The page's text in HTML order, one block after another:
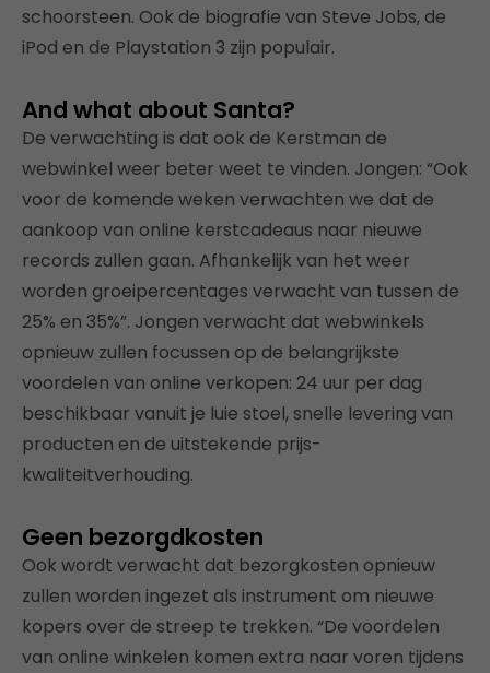
schoorsteen. Ook de biografie van Steve Jobs, de
iPod en de Playstation 3 zijn populair.
And what about Santa?
De verwachting is dat ook de Kerstman de
webwinkel weer beter weet te vinden. Jongen: “Ook
voor de komende weken verwachten we dat de
aankoop van online kerstcadeaus naar nieuwe
records zullen gaan. Afhankelijk van het weer
worden groeipercentages verwacht van tussen de
25% en 35%”. Jongen verwacht dat webwinkels
opnieuw zullen focussen op de belangrijkste
voordelen van online verkopen: 24 uur per dag
beschikbaar vanuit je luie stoel, snelle levering van
producten en de uitstekende prijs-
kwaliteitverhouding.
Geen bezorgdkosten
Ook wordt verwacht dat bezorgkosten opnieuw
zullen worden ingezet als instrument om nieuwe
kopers over de streep te trekken. “De voordelen
van online winkelen komen extra naar voren tijdens